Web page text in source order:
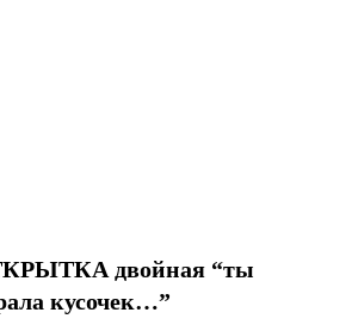
двойная “ты
кусочек…”